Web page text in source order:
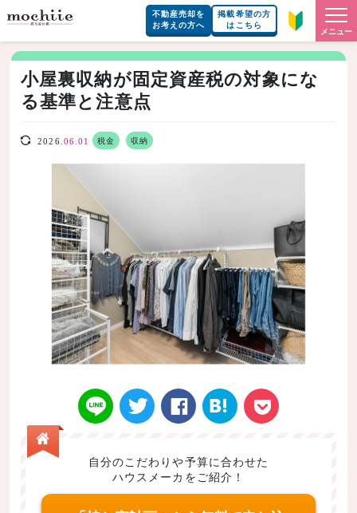
不動産売却を
お考えの方へ
掲載希望の方
はこちら
メニュー
小屋裏収納が固定資産税の対象にな
る基準と注意点
2026. 06.01 税金 収納
Twitt Face はてなブ
自分のこだわりや予算に合わせた
ハウスメーカをご紹介！